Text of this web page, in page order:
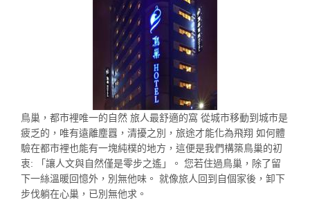
鳥巢，都市裡唯一的自然 旅人最舒適的窩 從城市移動到城市是
疲乏的，唯有遠離塵囂，清擾之別，旅途才能化為飛翔 如何體
驗在都市裡也能有一塊純樸的地方，這便是我們構築鳥巢的初
衷: 「讓人文與自然僅是零步之遙」。 您若住過鳥巢，除了留
下一絲溫暖回憶外，別無他味。 就像旅人回到自個家後，卸下
步伐躺在心巢，已別無他求。